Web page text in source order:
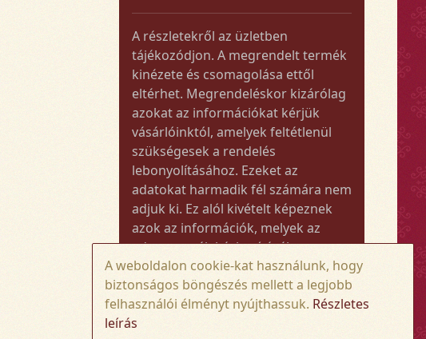
A részletekről az üzletben
tájékozódjon. A megrendelt termék
kinézete és csomagolása ettől
eltérhet. Megrendeléskor kizárólag
azokat az információkat kérjük
vásárlóinktól, amelyek feltétlenül
szükségesek a rendelés
lebonyolításához. Ezeket az
adatokat harmadik fél számára nem
adjuk ki. Ez alól kivételt képeznek
azok az információk, melyek az
adott termék kézbesítéséhez vagy
kiszállításához szükségesek.
Amennyiben a megrendelt termék
összege meghaladja az 50.000 Ft-ot,
A weboldalon cookie-kat használunk, hogy
biztonságos böngészés mellett a legjobb
felhasználói élményt nyújthassuk. Részletes
leírás